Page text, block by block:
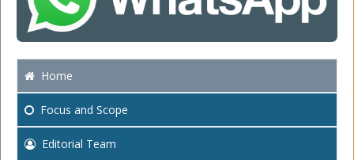
Home
Focus and Scope
Editorial Team